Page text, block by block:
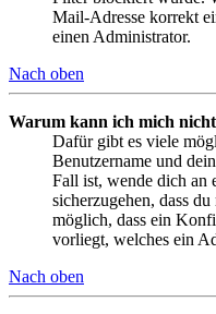
Mail-Adresse korrekt
einen Administrator.
Nach oben
Warum kann ich mich
Dafür gibt es viele
Benutzername und
Fall ist, wende dich an
sicherzugehen, dass
möglich, dass ein
vorliegt, welches ein
Nach oben